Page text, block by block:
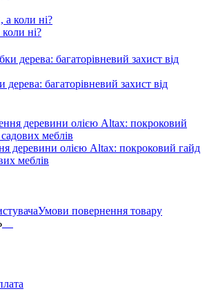
ні?
дерева: багаторівневий захист від
деревини олією Altax: покроковий гайд
меблів
Умови повернення товару